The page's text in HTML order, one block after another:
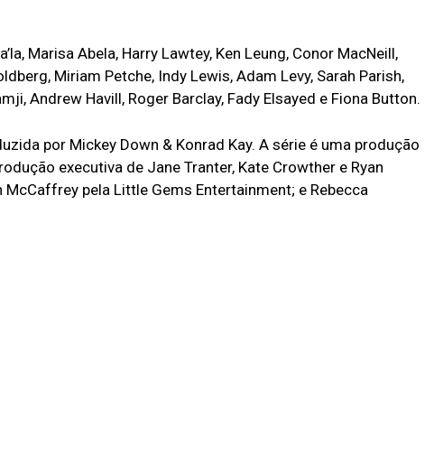
Marisa Abela, Harry Lawtey, Ken Leung, Conor MacNeill,
Miriam Petche, Indy Lewis, Adam Levy, Sarah Parish,
Andrew Havill, Roger Barclay, Fady Elsayed e Fiona Button.
por Mickey Down & Konrad Kay. A série é uma produção
executiva de Jane Tranter, Kate Crowther e Ryan
McCaffrey pela Little Gems Entertainment; e Rebecca